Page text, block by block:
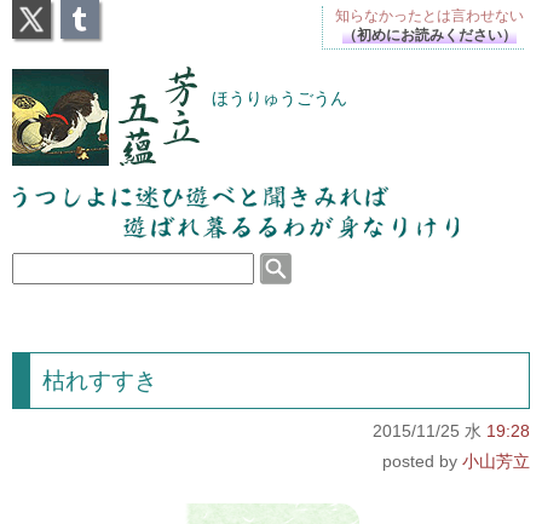
芳立五蘊 ほうりゅうごうん
うつしよに迷ひ遊べと聞きみれば遊ばれ暮るるわが
身なりけり
枯れすすき
2015/11/25 水 19:28
小山芳立
知らなかったとは言わせない
（初めにお読みください）
X Tumblr